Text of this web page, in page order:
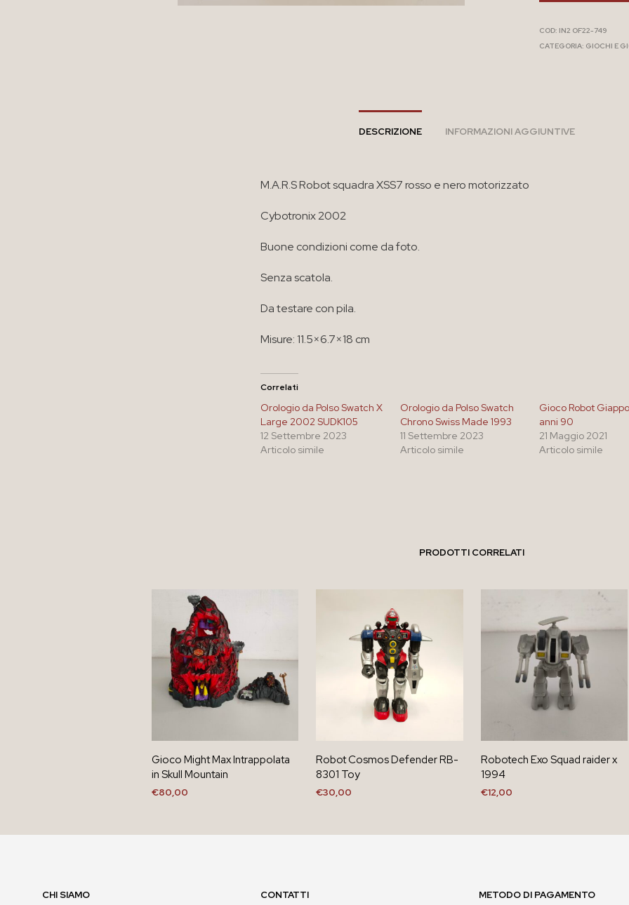
COD: IN2 OF22-749
CATEGORIA: GIOCHI E
DESCRIZIONE INFORMAZIONI AGGIUNTIVE
M.A.R.S Robot squadra XSS7 rosso e nero motorizzato
Cybotronix 2002
Buone condizioni come da foto.
Senza scatola.
Da testare con pila.
Misure: 11.5×6.7×18 cm
Correlati
Orologio da Polso Swatch X
Large 2002 SUDK105
12 Settembre 2023
Articolo simile
Orologio da Polso Swatch
Chrono Swiss Made 1993
11 Settembre 2023
Articolo simile
Gioco Robot
anni 90
21 Maggio 2021
Articolo simile
PRODOTTI CORRELATI
Gioco Might Max Intrappolata
in Skull Mountain
€80,00
Robot Cosmos Defender RB-
8301 Toy
€30,00
Robotech Exo Squad raider x
1994
€12,00
CHI SIAMO CONTATTI METODO DI PAGAMENTO